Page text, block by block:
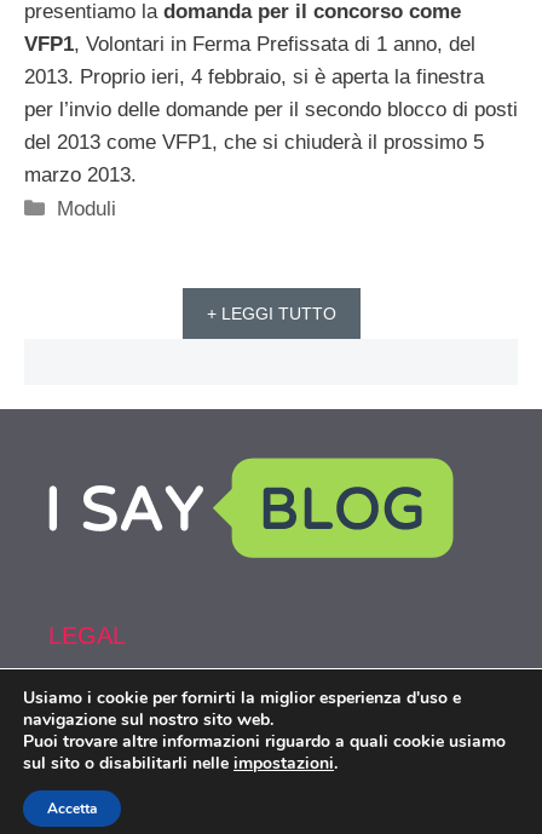
presentiamo ladomanda per il concorso come
VFP1, Volontari in Ferma Prefissata di 1 anno, del
2013. Proprio ieri, 4 febbraio, si è aperta la finestra
per l’invio delle domande per il secondo blocco di posti
del 2013 come VFP1, che si chiuderà il prossimo 5
marzo 2013.
Categorie
Moduli
+ LEGGI TUTTO
LEGAL
Armi&Spy is part of the network IsayBlog!
Armiespy.com © 2026. All right reserverd.
Usiamo i cookie per fornirti la miglior esperienza d'uso e
navigazione sul nostro sito web.
Puoi trovare altre informazioni riguardo a quali cookie usiamo
sul sito o disabilitarli nelle impostazioni.
Accetta